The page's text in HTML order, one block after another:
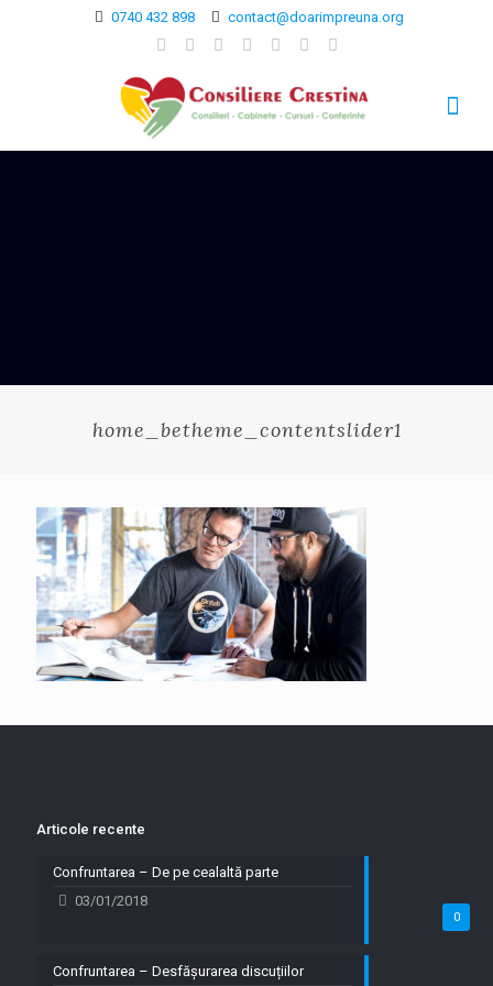
0740 432 898 contact@doarimpreuna.org
home_betheme_contentslider1
Articole recente
0
Confruntarea – De pe cealaltă parte
03/01/2018
Confruntarea – Desfășurarea discuțiilor